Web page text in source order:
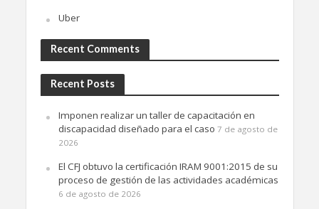
Uber
Recent Comments
Recent Posts
Imponen realizar un taller de capacitación en
discapacidad diseñado para el caso 7 de agosto de
2026
El CFJ obtuvo la certificación IRAM 9001:2015 de su
proceso de gestión de las actividades académicas
6 de agosto de 2026